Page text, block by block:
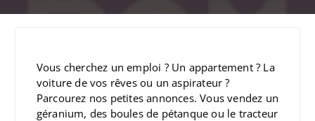
Vous cherchez un emploi ? Un appartement ? La
voiture de vos rêves ou un aspirateur ?
Parcourez nos petites annonces. Vous vendez un
géranium, des boules de pétanque ou le tracteur